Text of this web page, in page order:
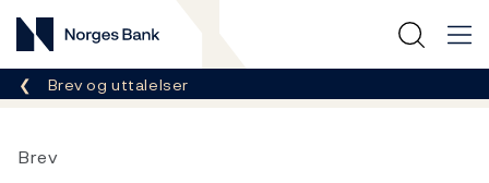
Norges Bank
Her er du nå:
Brev og uttalelser
Brev